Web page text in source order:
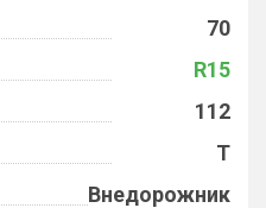
70
R15
112
T
Внедорожник